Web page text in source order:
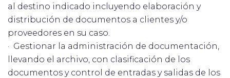
al destino indicado incluyendo elaboración y
distribución de documentos a clientes y/o
proveedores en su caso.
· Gestionar la administración de documentación,
llevando el archivo, con clasificación de los
documentos y control de entradas y salidas de los